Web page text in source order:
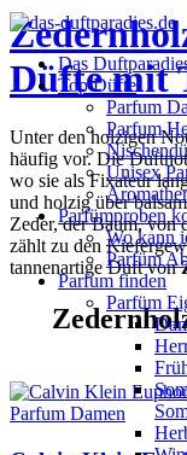
Das
Top Düfte
Parfum
Parfum
Unisex
Parfümproben
Wo kann
Parfüm
Parfum finden
Parfüm
Düfte mit
Unter den holzigen
häufig vor. Die
wo sie als Fixateur
und holzig über
Zeder, der Baum, von
zählt zu den
tannenartige Duft von
Parfum Damen